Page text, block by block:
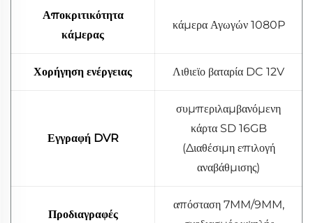
Αποκριτικότητα
κάμερας
κάμερα Αγωγών 1080P
Χορήγηση ενέργειας Λιθιεϊο βαταρία DC 12V
Εγγραφή DVR
συμπεριλαμβανόμενη
κάρτα SD 16GB
(Διαθέσιμη επιλογή
αναβάθμισης)
Προδιαγραφές
απόσταση 7MM/9MM,